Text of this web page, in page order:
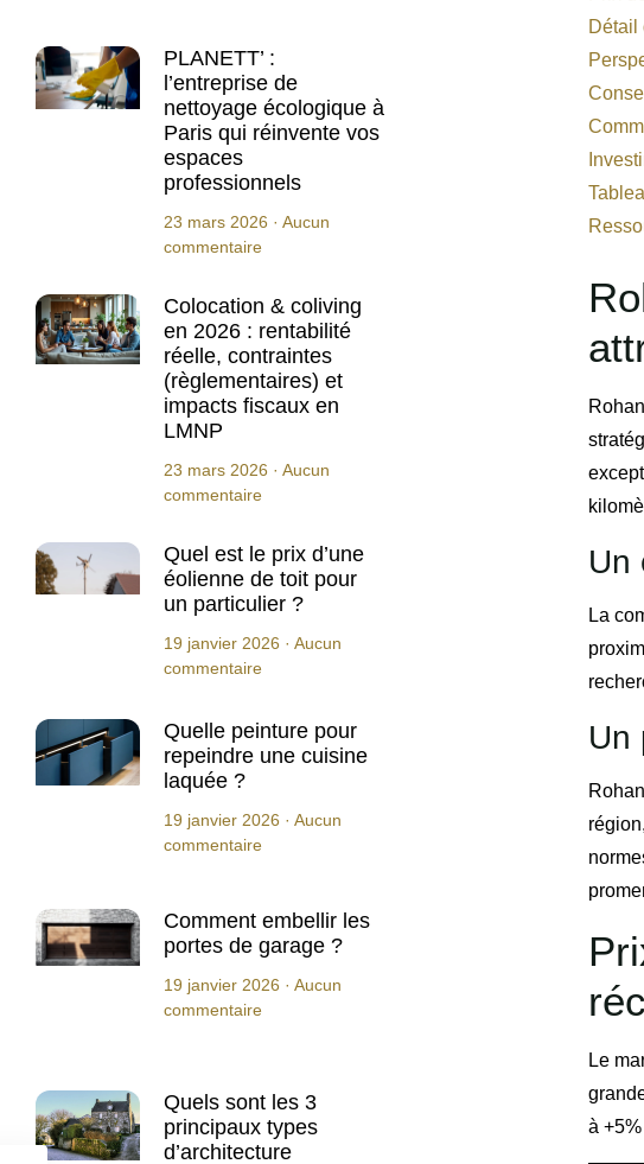
PLANETT’ :
l’entreprise de
nettoyage écologique à
Paris qui réinvente vos
espaces
professionnels
23 mars 2026
Aucun
commentaire
Colocation & coliving
en 2026 : rentabilité
réelle, contraintes
(règlementaires) et
impacts fiscaux en
LMNP
23 mars 2026
Aucun
commentaire
Quel est le prix d’une
éolienne de toit pour
un particulier ?
19 janvier 2026
Aucun
commentaire
Quelle peinture pour
repeindre une cuisine
laquée ?
19 janvier 2026
Aucun
commentaire
Comment embellir les
portes de garage ?
19 janvier 2026
Aucun
commentaire
Quels sont les 3
principaux types
d’architecture
Détail
Un
La
Un
Le
à